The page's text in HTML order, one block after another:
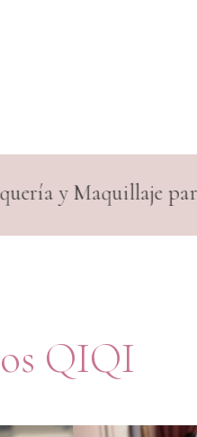
novias Más
QIQI